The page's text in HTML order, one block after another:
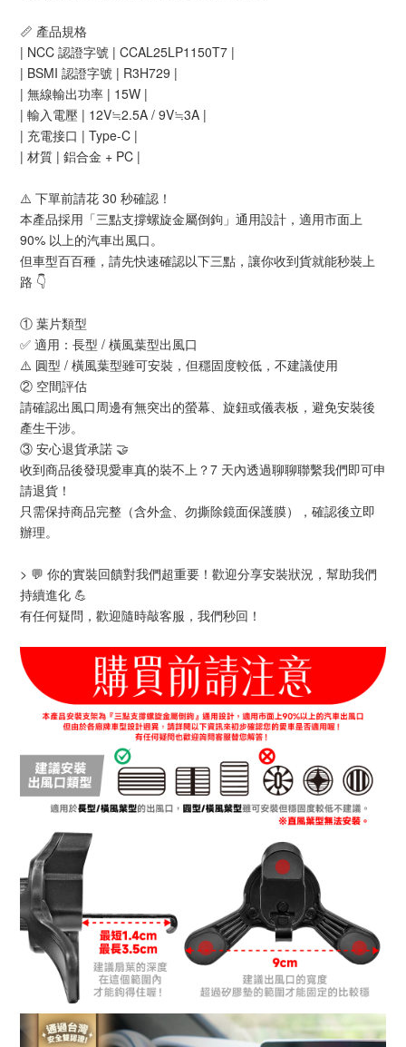
📏 產品規格
| NCC 認證字號 | CCAL25LP1150T7 |
| BSMI 認證字號 | R3H729 |
| 無線輸出功率 | 15W |
| 輸入電壓 | 12V≒2.5A / 9V≒3A |
| 充電接口 | Type-C |
| 材質 | 鋁合金 + PC |
⚠️ 下單前請花 30 秒確認！
本產品採用「三點支撐螺旋金屬倒鉤」通用設計，適用市面上
90% 以上的汽車出風口。
但車型百百種，請先快速確認以下三點，讓你收到貨就能秒裝上
路 👇
① 葉片類型
✅ 適用：長型 / 橫風葉型出風口
⚠️ 圓型 / 橫風葉型雖可安裝，但穩固度較低，不建議使用
② 空間評估
請確認出風口周邊有無突出的螢幕、旋鈕或儀表板，避免安裝後
產生干涉。
③ 安心退貨承諾 🤝
收到商品後發現愛車真的裝不上？7 天內透過聊聊聯繫我們即可申
請退貨！
只需保持商品完整（含外盒、勿撕除鏡面保護膜），確認後立即
辦理。
> 💬 你的實裝回饋對我們超重要！歡迎分享安裝狀況，幫助我們
持續進化 💪
有任何疑問，歡迎隨時敲客服，我們秒回！